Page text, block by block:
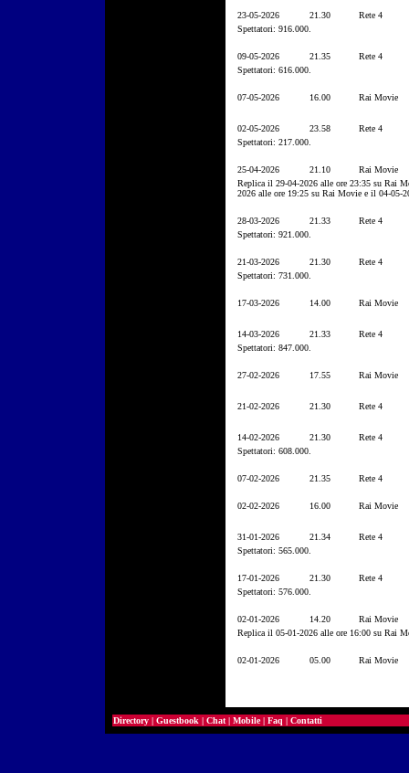
23-05-2026 21.30
Rete 4
Spettatori: 916.000.
09-05-2026 21.35
Rete 4
Spettatori: 616.000.
07-05-2026 16.00 Rai Movie
02-05-2026 23.58
Rete 4
Spettatori: 217.000.
25-04-2026 21.10
Rai Movie
Replica il 29-04-2026 alle ore 23:35 su Rai
2026 alle ore 19:25 su Rai Movie e il 04-05-
28-03-2026 21.33
Rete 4
Spettatori: 921.000.
21-03-2026 21.30
Rete 4
Spettatori: 731.000.
17-03-2026 14.00 Rai Movie
14-03-2026 21.33
Rete 4
Spettatori: 847.000.
27-02-2026 17.55 Rai Movie
21-02-2026 21.30 Rete 4
14-02-2026 21.30
Rete 4
Spettatori: 608.000.
07-02-2026 21.35 Rete 4
02-02-2026 16.00 Rai Movie
31-01-2026 21.34
Rete 4
Spettatori: 565.000.
17-01-2026 21.30
Rete 4
Spettatori: 576.000.
02-01-2026 14.20
Rai Movie
Replica il 05-01-2026 alle ore 16:00 su Rai
02-01-2026 05.00 Rai Movie
Directory | Guestbook | Chat | Mobile| Faq | Contatti